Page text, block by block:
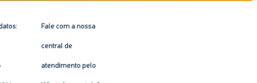
Fale com a nossa
central de
atendimento pelo